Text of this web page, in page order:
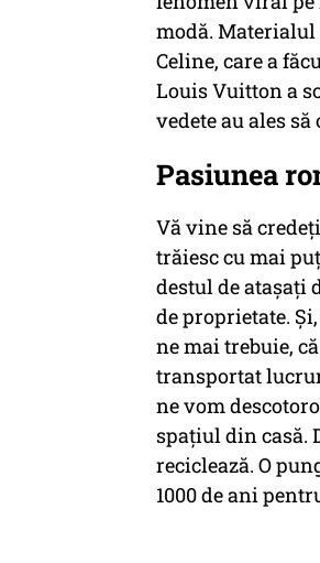
modă.
Celine, care a
Louis Vuitton a
vedete au ales
Pasiunea
Vă vine să
trăiesc cu mai
destul de ataşaţi
de proprietate.
ne mai trebuie,
transportat
ne vom
spaţiul din casă.
reciclează. O
1000 de ani